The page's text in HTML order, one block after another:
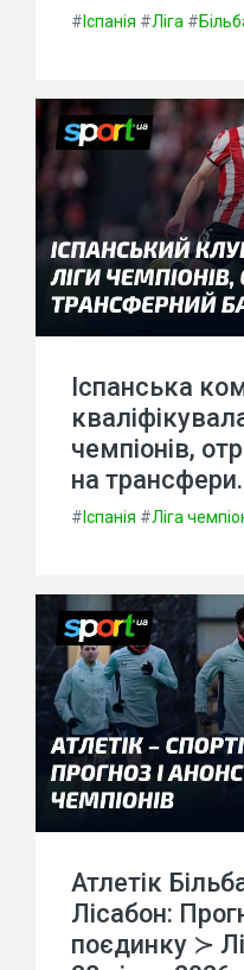
# Іспанія #Ліга #
Іспанська
чемпіонів,
на трансфери.
# Іспанія #Ліга
Атлетік
Лісабон:
поєдинку ≻